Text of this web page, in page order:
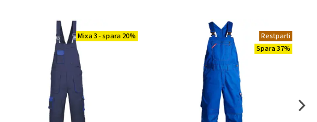
Mixa 3 - spara 20%
Restparti
Spara 37%